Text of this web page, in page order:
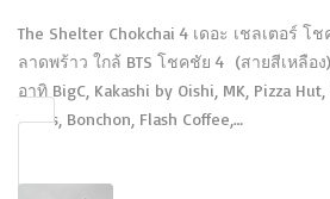
The Shelter Chokchai 4 เดอะ เชลเตอร์
ลาดพร้าว ใกล้ BTS โชคชัย 4 (สายสีเหลื
อาทิ BigC, Kakashi by Oishi, MK, Pizza
Texas, Bonchon, Flash Coffee,…